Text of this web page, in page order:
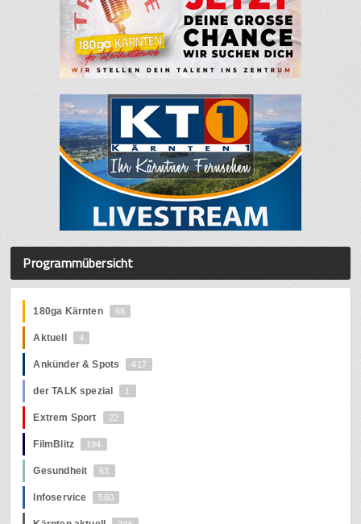
Programmübersicht
180ga Kärnten 68
Aktuell 4
Ankünder & Spots 417
der TALK spezial 1
Extrem Sport 22
FilmBlitz 194
Gesundheit 63
Infoservice 560